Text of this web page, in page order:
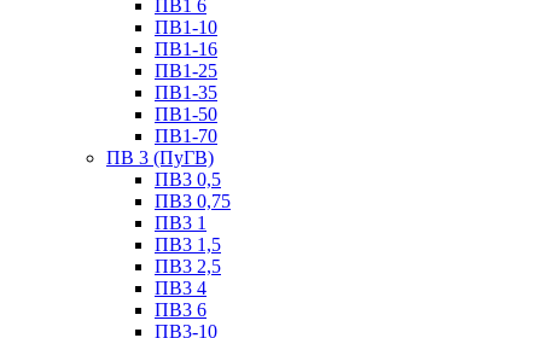
ПВ1 6
ПВ1-10
ПВ1-16
ПВ1-25
ПВ1-35
ПВ1-50
ПВ1-70
ПВ 3 (ПуГВ)
ПВ3 0,5
ПВ3 0,75
ПВ3 1
ПВ3 1,5
ПВ3 2,5
ПВ3 4
ПВ3 6
ПВ3-10